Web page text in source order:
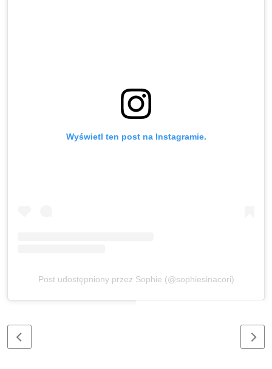
Wyświetl ten post na Instagramie.
Post udostępniony przez Sophie (@sophiesinacori)